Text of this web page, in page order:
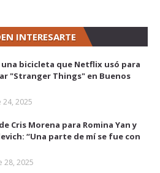
INTERESARTE
una bicicleta que Netflix usó para
"Stranger Things" en Buenos
2025
Cris Morena para Romina Yan y
“Una parte de mí se fue con
28, 2025